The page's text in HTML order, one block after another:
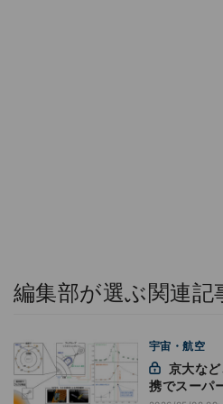
編集部が選ぶ関連記
宇宙・航空
携でスーパ